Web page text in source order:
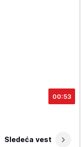
00:53
Sledeća vest